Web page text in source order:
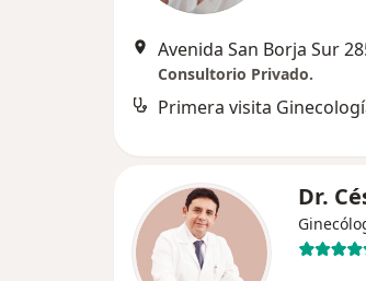
Avenida San Borja Sur
Consultorio Privado.
Primera visita
Dr.